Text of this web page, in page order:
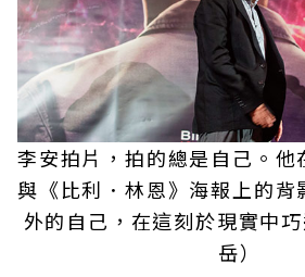
李安拍片，拍的總是自己。他
與《比利．林恩》海報上的背
外的自己，在這刻於現實中
岳）